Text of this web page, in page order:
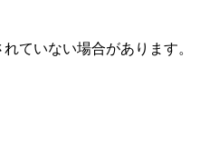
ていない場合があります。